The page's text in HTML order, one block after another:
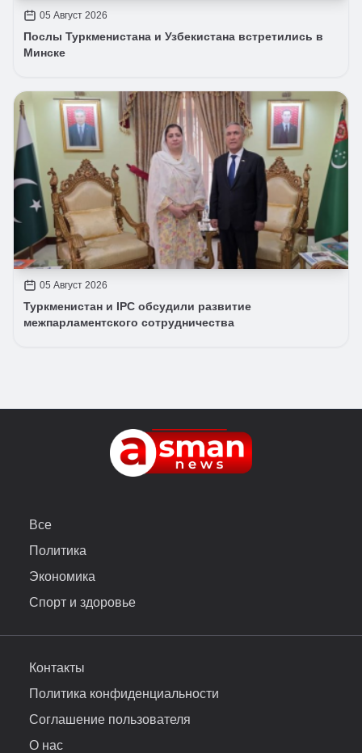
05 Август 2026
Послы Туркменистана и Узбекистана встретились в
Минске
05 Август 2026
Туркменистан и IPC обсудили развитие
межпарламентского сотрудничества
Все
Политика
Экономика
Спорт и здоровье
Контакты
Политика конфиденциальности
Соглашение пользователя
О нас